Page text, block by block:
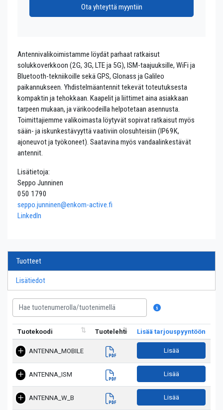
Ota yhteyttä myyntiin
Antennivalikoimistamme löydät parhaat ratkaisut
solukkoverkkoon (2G, 3G, LTE ja 5G), ISM-taajuuksille, WiFi ja
Bluetooth-tekniikoille sekä GPS, Glonass ja Galileo
paikannukseen. Yhdistelmäantennit tekevät toteutuksesta
kompaktin ja tehokkaan. Kaapelit ja liittimet aina asiakkaan
tarpeen mukaan, ja värikoodeilla helpotetaan asennusta.
Toimittajiemme valikoimasta löytyvät sopivat ratkaisut myös
sään- ja iskunkestävyyttä vaativiin olosuhteisiin (IP69K,
ajoneuvot ja työkoneet). Saatavina myös vandaalinkestävät
antennit.
Lisätietoja:
Seppo Junninen
050 1790
seppo.junninen@enkom-active.fi
LinkedIn
Tuotteet
Lisätiedot
Tuotekoodi Tuotelehti Lisää tarjouspyyntöön
ANTENNA_MOBILE Lisää
ANTENNA_ISM Lisää
ANTENNA_W_B Lisää